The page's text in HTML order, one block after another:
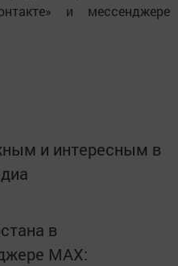
и мессенджере
и интересным в
в
MАХ: